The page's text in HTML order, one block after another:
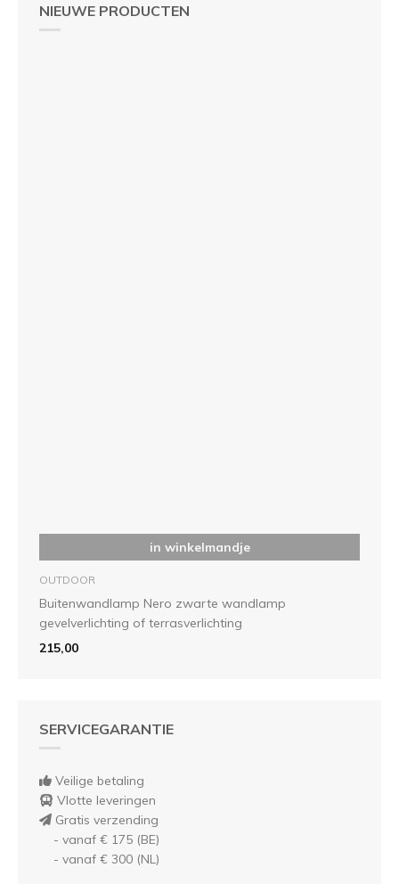
NIEUWE PRODUCTEN
in winkelmandje
OUTDOOR
Buitenwandlamp Nero zwarte wandlamp
gevelverlichting of terrasverlichting
215,00
SERVICEGARANTIE
Veilige betaling
Vlotte leveringen
Gratis verzending
- vanaf € 175 (BE)
- vanaf € 300 (NL)